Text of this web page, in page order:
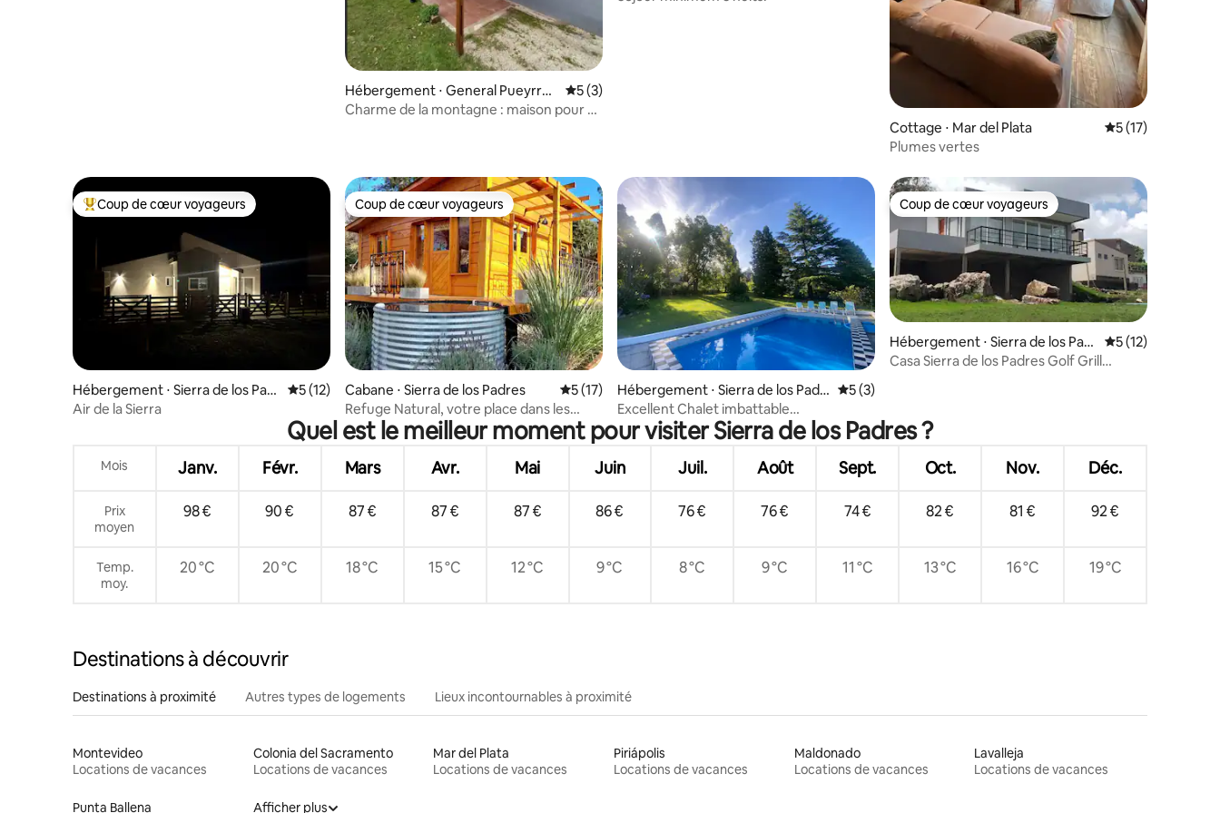
Hébergement ⋅ General Pueyrred
ón
Évaluation moyenne sur la base de 3 commentaires : 5 sur 5
5 (3)
Charme de la montagne : maison pour se
Cottage ⋅ Mar del Plata Évaluation
5 (17)
Plumes vertes
Coups de cœur voyageurs les plus appréciés
Coup de cœur voyageurs
Hébergement ⋅ Sierra de los Padr
es
Évaluation moyenne sur la base de 12 commentaires : 5 sur 5
5 (12)
Air de la Sierra
Coup de cœur voyageurs
Coup de cœur voyageurs
Cabane ⋅ Sierra de los Padres Évaluation moyenne sur la base de 17 commentaires : 5 sur 5
5 (17)
Refuge Natural, votre place dans les
montagnes
Hébergement ⋅ Sierra de los Padr
es
Évaluation moyenne sur la base de 3 commentaires : 5 sur 5
5 (3)
Excellent Chalet imbattable
environnement belle vue
Coup de cœur voyageurs
Coup de cœur voyageurs
Hébergement ⋅ Sierra de los Padr
es
Évaluation
5 (12)
Casa Sierra de los Padres Golf Grill
Quel est le meilleur moment pour visiter Sierra de los Padres ?
Mois Janv. Févr. Mars Avr. Mai Juin Juil. Août Sept. Oct. Nov. Déc.
Prix
moyen
98 € 90 € 87 € 87 € 87 € 86 € 76 € 76 € 74 € 82 € 81 € 92 €
Temp.
moy.
20 °C 20 °C 18 °C 15 °C 12 °C 9 °C 8 °C 9 °C 11 °C 13 °C 16 °C 19 °C
Destinations à découvrir
Destinations à proximité Autres types de logements Lieux incontournables à proximité
Montevideo
Locations de vacances
Colonia del Sacramento
Locations de vacances
Mar del Plata
Locations de vacances
Piriápolis
Locations de vacances
Maldonado
Locations de vacances
Lavalleja
Locations de vacances
Punta Ballena Afficher plus